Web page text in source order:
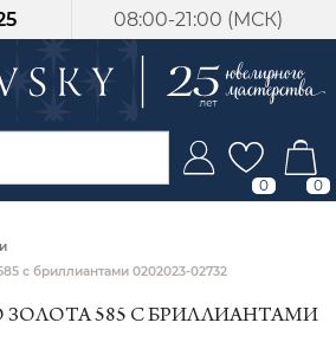
08:00-21:00 (МСК)
0 0
с бриллиантами 0202023-02732
ЗОЛОТА 585 С БРИЛЛИАНТАМИ
от 15 дней с